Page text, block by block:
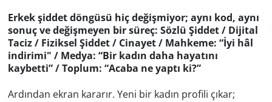
Erkek şiddet döngüsü hiç değişmiyor; aynı kod, aynı
sonuç ve değişmeyen bir süreç: Sözlü Şiddet / Dijital
Taciz / Fiziksel Şiddet / Cinayet / Mahkeme: “İyi hâl
indirimi" / Medya: “Bir kadın daha hayatını
kaybetti” / Toplum: “Acaba ne yaptı ki?”
Ardından ekran kararır. Yeni bir kadın profili çıkar;